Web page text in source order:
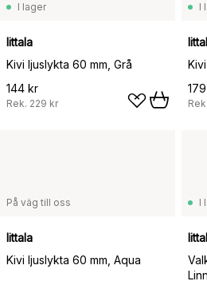
I lager
Iittala
Kivi ljuslykta 60 mm, Grå
144 kr
Rek. 229 kr
I
Rek.
På väg till oss
Iittala
Kivi ljuslykta 60 mm, Aqua
I